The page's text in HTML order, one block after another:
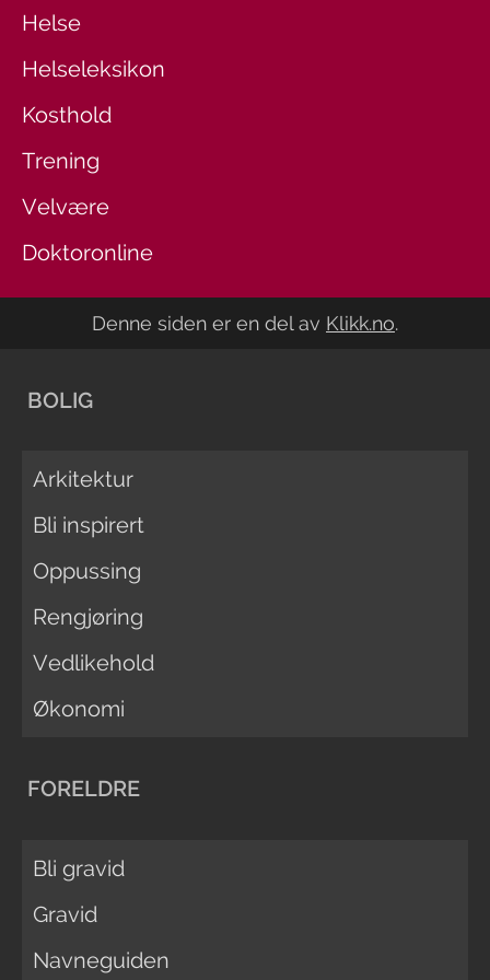
Helse
Helseleksikon
Kosthold
Trening
Velvære
Doktoronline
Denne siden er en del av Klikk.no.
BOLIG
Arkitektur
Bli inspirert
Oppussing
Rengjøring
Vedlikehold
Økonomi
FORELDRE
Bli gravid
Gravid
Navneguiden